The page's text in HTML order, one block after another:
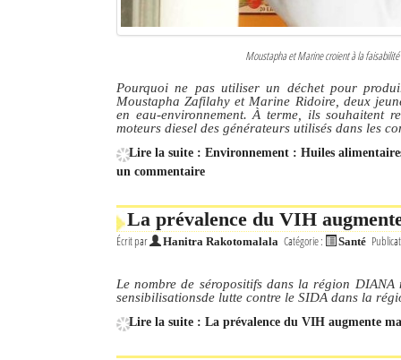
Moustapha et Marine croient à la faisabilité
Pourquoi ne pas utiliser un déchet pour
Moustapha Zafilahy et Marine Ridoire, deux
en eau-environnement. À terme, ils souhaitent
moteurs diesel des générateurs utilisés dans les
Lire la suite : Environnement : Huiles
un commentaire
La prévalence du VIH
Écrit par Hanitra Rakotomalala Catégorie : Santé
Le nombre de séropositifs dans la région DIANA
sensibilisationsde lutte contre le SIDA dans la
Lire la suite : La prévalence du VIH augmente